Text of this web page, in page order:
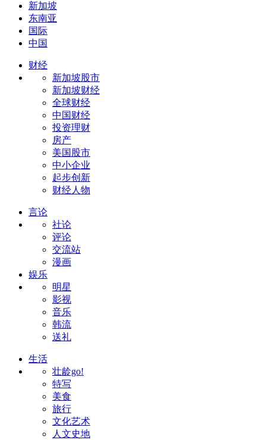
新加坡
东南亚
国际
中国
财经
新加坡股市
新加坡财经
全球财经
中国财经
投资理财
房产
美国股市
中小企业
起步创新
财经人物
言论
社论
评论
交流站
漫画
娱乐
明星
影视
音乐
韩流
送礼
生活
壮龄go!
特写
美食
旅行
文化艺术
人文史地